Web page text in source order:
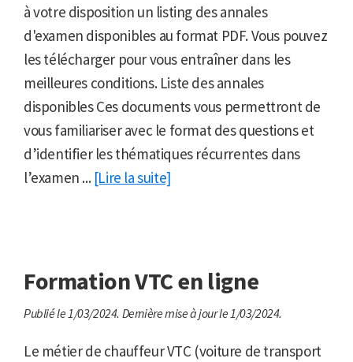
à votre disposition un listing des annales
d'examen disponibles au format PDF. Vous pouvez
les télécharger pour vous entraîner dans les
meilleures conditions. Liste des annales
disponibles Ces documents vous permettront de
vous familiariser avec le format des questions et
d’identifier les thématiques récurrentes dans
l’examen ... [Lire la suite]
Formation VTC en ligne
Publié le 1/03/2024. Dernière mise à jour le 1/03/2024.
Le métier de chauffeur VTC (voiture de transport